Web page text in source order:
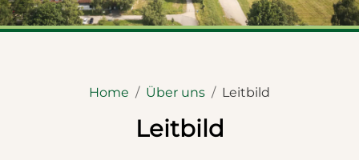
© Dietmar Denger
Home Über uns Leitbild
Leitbild